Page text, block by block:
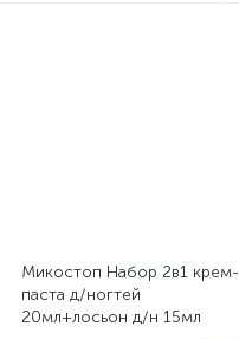
Микостоп Набор 2в1 крем-
паста д/ногтей
20мл+лосьон д/н 15мл